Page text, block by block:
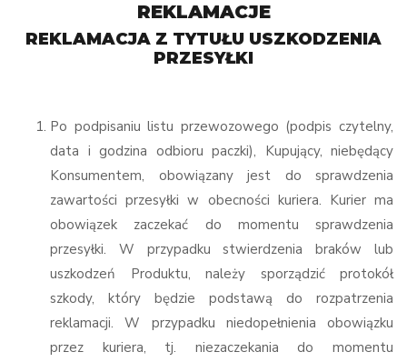
REKLAMACJE
REKLAMACJA Z TYTUŁU USZKODZENIA
PRZESYŁKI
Po podpisaniu listu przewozowego (podpis czytelny,
data i godzina odbioru paczki), Kupujący, niebędący
Konsumentem, obowiązany jest do sprawdzenia
zawartości przesyłki w obecności kuriera. Kurier ma
obowiązek zaczekać do momentu sprawdzenia
przesyłki. W przypadku stwierdzenia braków lub
uszkodzeń Produktu, należy sporządzić protokół
szkody, który będzie podstawą do rozpatrzenia
reklamacji. W przypadku niedopełnienia obowiązku
przez kuriera, tj. niezaczekania do momentu